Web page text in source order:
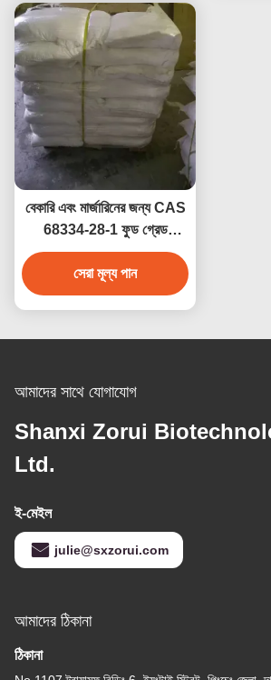
বেকারি এবং মার্জারিনের জন্য CAS
68334-28-1 ফুড গ্রেড
হাইড্রোজেনেটেড ভেজিটেবল অয়েল
(HVO)
সেরা মূল্য পান
আমাদের সাথে যোগাযোগ
Shanxi Zorui
Ltd.
ই-মেইল
julie@sxzorui.com
আমাদের ঠিকানা
ঠিকানা